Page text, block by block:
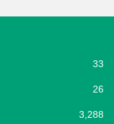
33
26
3,288